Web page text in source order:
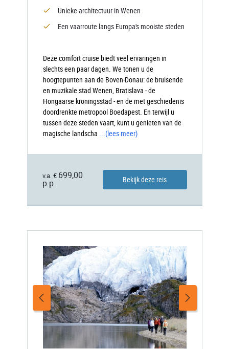
Unieke architectuur in Wenen
Een vaarroute langs Europa's mooiste steden
Deze comfort cruise biedt veel ervaringen in
slechts een paar dagen. We tonen u de
hoogtepunten aan de Boven-Donau: de bruisende
en muzikale stad Wenen, Bratislava - de
Hongaarse kroningsstad - en de met geschiedenis
doordrenkte metropool Boedapest. En terwijl u
tussen deze steden vaart, kunt u genieten van de
magische landscha ...(lees meer)
v.a. € 699,00
p.p.
Bekijk deze reis